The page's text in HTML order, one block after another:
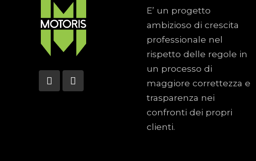
E’ un progetto
ambizioso di crescita
professionale nel
rispetto delle regole in
un processo di
maggiore correttezza e
trasparenza nei
confronti dei propri
clienti.